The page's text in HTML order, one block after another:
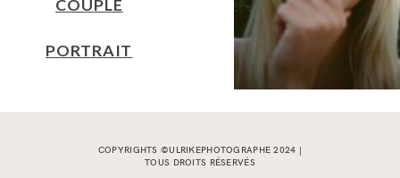
COUPLE
PORTRAIT
COPYRIGHTS ©ULRIKEPHOTOGRAPHE 2024 |
TOUS DROITS RÉSERVÉS